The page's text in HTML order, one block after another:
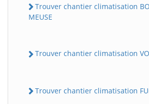
Trouver chantier climatisation
MEUSE
Trouver chantier climatisation
Trouver chantier climatisation